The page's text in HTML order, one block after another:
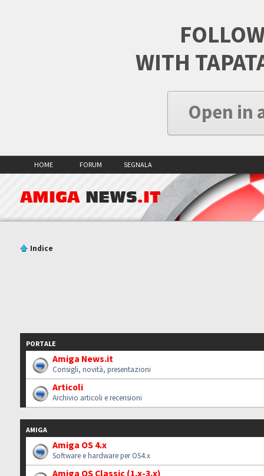
WITH
Open in
HOME FORUM SEGNALA
AMIGA NEWS.IT
Indice
PORTALE
Amiga News.it
Consigli, novità, presentazioni
Articoli
Archivio articoli e recensioni
AMIGA
Amiga OS 4.x
Software e hardware per OS4.x
Amiga OS Classic (1.x-3.x)